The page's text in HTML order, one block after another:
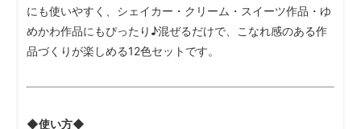
にも使いやすく、シェイカー・クリーム・スイーツ作品・ゆ
めかわ作品にもぴったり♪混ぜるだけで、こなれ感のある作
品づくりが楽しめる12色セットです。
◆使い方◆